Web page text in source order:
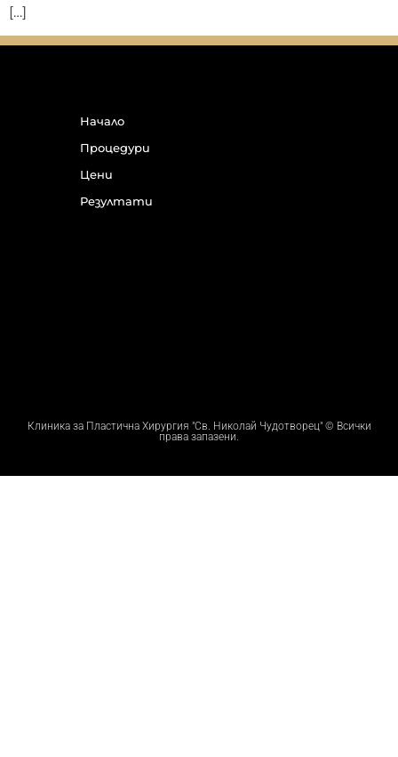
[…]
Начало
Процедури
Цени
Резултати
Клиника за Пластична Хирургия "Св. Николай Чудотворец" © Всички
права запазени.